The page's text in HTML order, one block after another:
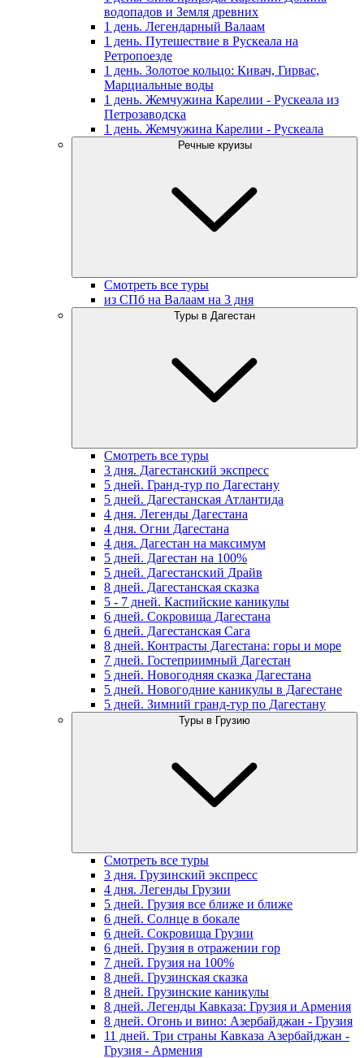
водопадов и Земля древних
1 день. Легендарный Валаам
1 день. Путешествие в Рускеала на
Ретропоезде
1 день. Золотое кольцо: Кивач, Гирвас,
Марциальные воды
1 день. Жемчужина Карелии - Рускеала из
Петрозаводска
1 день. Жемчужина Карелии - Рускеала
Речные круизы
Смотреть все туры
из СПб на Валаам на 3 дня
Туры в Дагестан
Смотреть все туры
3 дня. Дагестанский экспресс
5 дней. Гранд-тур по Дагестану
5 дней. Дагестанская Атлантида
4 дня. Легенды Дагестана
4 дня. Огни Дагестана
4 дня. Дагестан на максимум
5 дней. Дагестан на 100%
5 дней. Дагестанский Драйв
8 дней. Дагестанская сказка
5 - 7 дней. Каспийские каникулы
6 дней. Сокровища Дагестана
6 дней. Дагестанская Сага
8 дней. Контрасты Дагестана: горы и море
7 дней. Гостеприимный Дагестан
5 дней. Новогодняя сказка Дагестана
5 дней. Новогодние каникулы в Дагестане
5 дней. Зимний гранд-тур по Дагестану
Туры в Грузию
Смотреть все туры
3 дня. Грузинский экспресс
4 дня. Легенды Грузии
5 дней. Грузия все ближе и ближе
6 дней. Солнце в бокале
6 дней. Сокровища Грузии
6 дней. Грузия в отражении гор
7 дней. Грузия на 100%
8 дней. Грузинская сказка
8 дней. Грузинские каникулы
8 дней. Легенды Кавказа: Грузия и Армения
8 дней. Огонь и вино: Азербайджан - Грузия
11 дней. Три страны Кавказа Азербайджан -
Грузия - Армения